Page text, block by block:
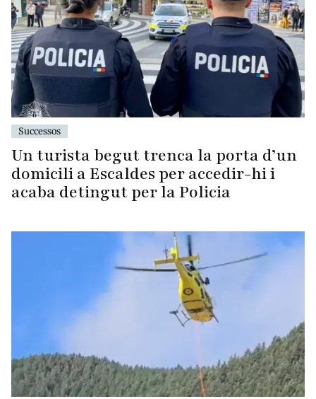
Successos
Un turista begut trenca la porta d’un
domicili a Escaldes per accedir-hi i
acaba detingut per la Policia